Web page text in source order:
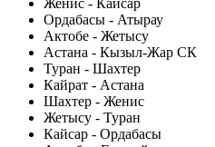
Женис - Кайсар
Ордабасы - Атырау
Актобе - Жетысу
Астана - Кызыл-Жар СК
Туран - Шахтер
Кайрат - Астана
Шахтер - Женис
Жетысу - Туран
Кайсар - Ордабасы